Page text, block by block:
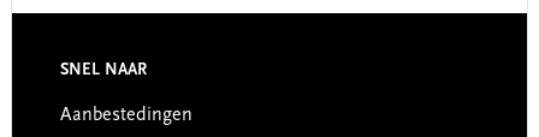
Footer
SNEL NAAR
Aanbestedingen